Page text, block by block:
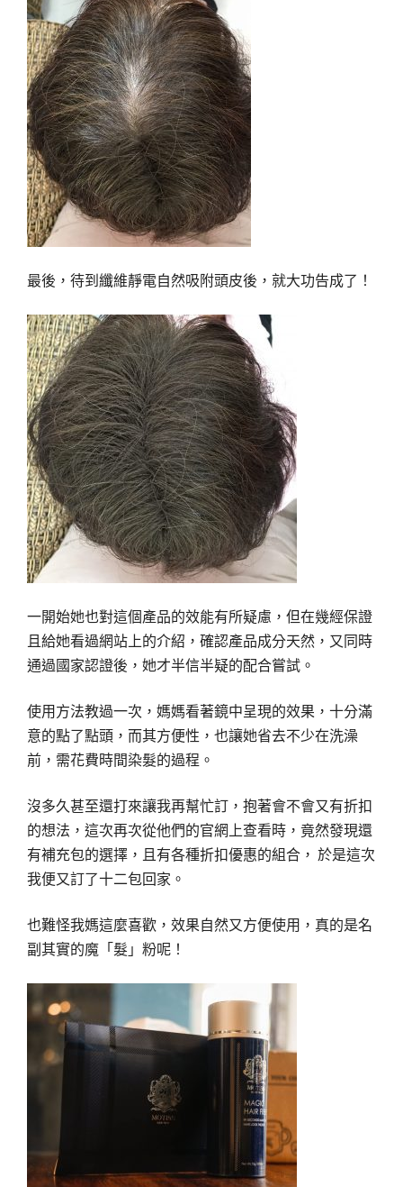
最後，待到纖維靜電自然吸附頭皮後，就大功告成了！
一開始她也對這個產品的效能有所疑慮，但在幾經保證
且給她看過網站上的介紹，確認產品成分天然，又同時
通過國家認證後，她才半信半疑的配合嘗試。
使用方法教過一次，媽媽看著鏡中呈現的效果，十分滿
意的點了點頭，而其方便性，也讓她省去不少在洗澡
前，需花費時間染髮的過程。
沒多久甚至還打來讓我再幫忙訂，抱著會不會又有折扣
的想法，這次再次從他們的官網上查看時，竟然發現還
有補充包的選擇，且有各種折扣優惠的組合， 於是這次
我便又訂了十二包回家。
也難怪我媽這麼喜歡，效果自然又方便使用，真的是名
副其實的魔「髮」粉呢！